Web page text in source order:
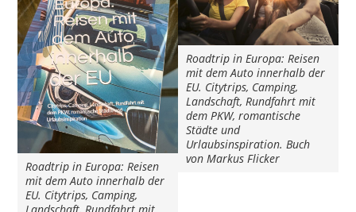
Roadtrip in Europa: Reisen
mit dem Auto innerhalb der
EU. Citytrips, Camping,
Roadtrip in Europa: Reisen
mit dem Auto innerhalb der
EU. Citytrips, Camping,
Landschaft, Rundfahrt mit
dem PKW, romantische
Städte und
Urlaubsinspiration. Buch
von Markus Flicker